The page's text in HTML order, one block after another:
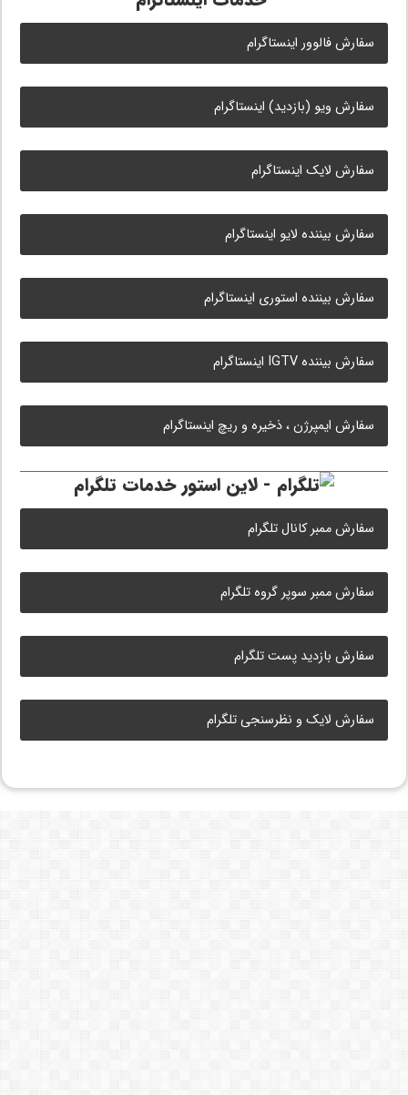
سفارش فالوور اینستاگرام
سفارش ویو (بازدید) اینستاگرام
سفارش لایک اینستاگرام
سفارش بیننده لایو اینستاگرام
سفارش بیننده استوری اینستاگرام
سفارش بیننده IGTV اینستاگرام
سفارش ایمپرژن ، ذخیره و ریچ اینستاگرام
خدمات تلگرام
سفارش ممبر کانال تلگرام
سفارش ممبر سوپر گروه تلگرام
سفارش بازدید پست تلگرام
سفارش لایک و نظرسنجی تلگرام